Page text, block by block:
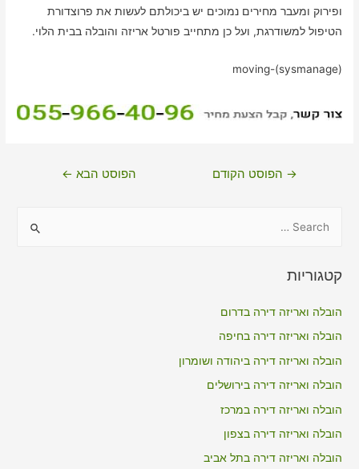
ופירוק ומעבר מחירים נמוכים יש ביכולתם לעשות את פרוצדורת
הטיפול למשודרגת, ועל כן מתחייב פורטל אריזה והובלה בבית הלוי.
moving-(sysmanage)
ניווט→ הפוסט הקודם הפוסט הבא ←
r
o
r
:
קטגוריות
הובלה ואריזה דירה בדרום
הובלה ואריזה דירה בחיפה
הובלה ואריזה דירה ביהודה ושומרון
הובלה ואריזה דירה בירושלים
הובלה ואריזה דירה במרכז
הובלה ואריזה דירה בצפון
הובלה ואריזה דירה בתל אביב